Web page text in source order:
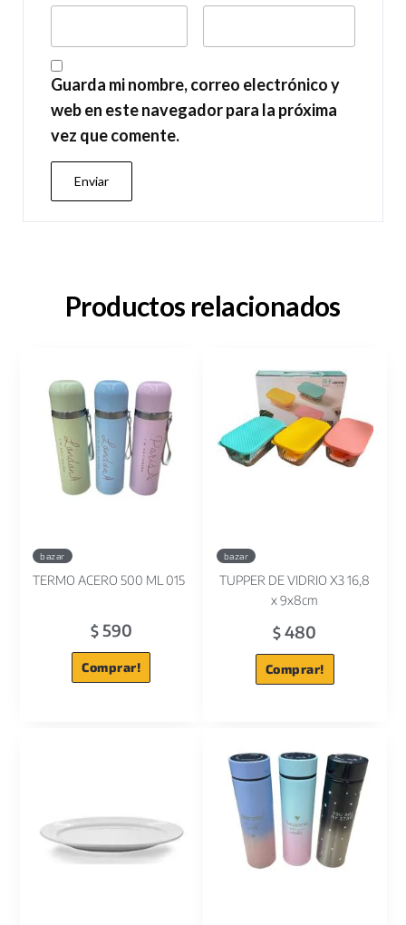
Guarda mi nombre, correo electrónico y
web en este navegador para la próxima
vez que comente.
Productos relacionados
bazar
TERMO ACERO 500 ML 015
$590
Comprar!
bazar
TUPPER DE VIDRIO X3 16,8
x 9x8cm
$ 480
Comprar!